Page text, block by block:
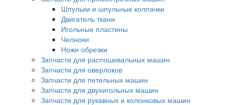
Шпульки и шпульные колпачки
Двигатель ткани
Игольные пластины
Челноки
Ножи обрезки
Запчасти для распошивальных машин
Запчасти для оверлоков
Запчасти для петельных машин
Запчасти для двухигольных машин
Запчасти для рукавных и колонковых машин